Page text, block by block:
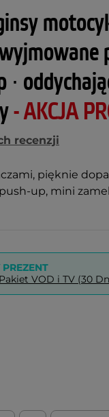
∙
- AKCJA
recenzji
pięknie
up, mini
VOD i TV (30